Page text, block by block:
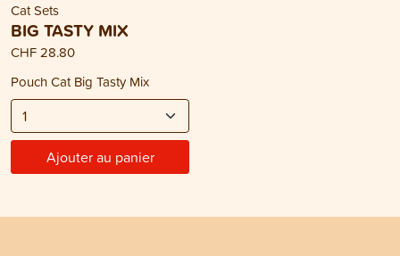
Cat Sets
BIG TASTY MIX
CHF 28.80
Pouch Cat Big Tasty Mix
Ajouter au panier